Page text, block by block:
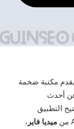
مكتبة ضخمة
أحدث
التطبيق
ميديا فاير ،